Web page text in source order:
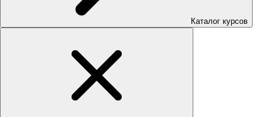
Каталог курсов